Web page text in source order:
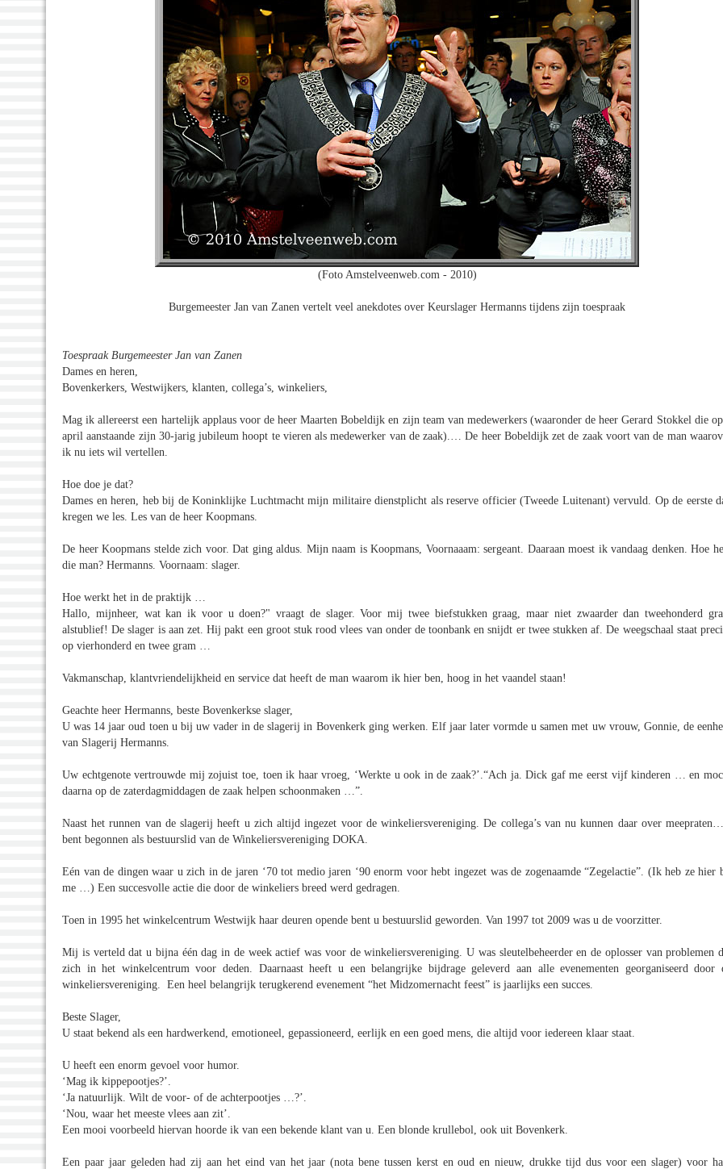
(Foto Amstelveenweb.com - 2010)
Burgemeester Jan van Zanen vertelt veel anekdotes over Keurslager Hermanns tijdens zijn toespraak
Toespraak Burgemeester Jan van Zanen
Dames en heren,
Bovenkerkers, Westwijkers, klanten, collega’s, winkeliers,
Mag ik allereerst een hartelijk applaus voor de heer Maarten Bobeldijk en zijn team van medewerkers (waaronder de heer Gerard Stokkel die
april aanstaande zijn 30-jarig jubileum hoopt te vieren als medewerker van de zaak).… De heer Bobeldijk zet de zaak voort van de man
ik nu iets wil vertellen.
Hoe doe je dat?
Dames en heren, heb bij de Koninklijke Luchtmacht mijn militaire dienstplicht als reserve officier (Tweede Luitenant) vervuld. Op de eerste
kregen we les. Les van de heer Koopmans.
De heer Koopmans stelde zich voor. Dat ging aldus. Mijn naam is Koopmans, Voornaaam: sergeant. Daaraan moest ik vandaag denken. Hoe
die man? Hermanns. Voornaam: slager.
Hoe werkt het in de praktijk …
Hallo, mijnheer, wat kan ik voor u doen?" vraagt de slager. Voor mij twee biefstukken graag, maar niet zwaarder dan tweehonderd
alstublief! De slager is aan zet. Hij pakt een groot stuk rood vlees van onder de toonbank en snijdt er twee stukken af. De weegschaal staat
op vierhonderd en twee gram …
Vakmanschap, klantvriendelijkheid en service dat heeft de man waarom ik hier ben, hoog in het vaandel staan!
Geachte heer Hermanns, beste Bovenkerkse slager,
U was 14 jaar oud toen u bij uw vader in de slagerij in Bovenkerk ging werken. Elf jaar later vormde u samen met uw vrouw, Gonnie, de
van Slagerij Hermanns.
Uw echtgenote vertrouwde mij zojuist toe, toen ik haar vroeg, ‘Werkte u ook in de zaak?’.“Ach ja. Dick gaf me eerst vijf kinderen … en
daarna op de zaterdagmiddagen de zaak helpen schoonmaken …”.
Naast het runnen van de slagerij heeft u zich altijd ingezet voor de winkeliersvereniging. De collega’s van nu kunnen daar over
bent begonnen als bestuurslid van de Winkeliersvereniging DOKA.
Eén van de dingen waar u zich in de jaren ‘70 tot medio jaren ‘90 enorm voor hebt ingezet was de zogenaamde “Zegelactie”. (Ik heb ze hier
me …) Een succesvolle actie die door de winkeliers breed werd gedragen.
Toen in 1995 het winkelcentrum Westwijk haar deuren opende bent u bestuurslid geworden. Van 1997 tot 2009 was u de voorzitter.
Mij is verteld dat u bijna één dag in de week actief was voor de winkeliersvereniging. U was sleutelbeheerder en de oplosser van problemen
zich in het winkelcentrum voor deden. Daarnaast heeft u een belangrijke bijdrage geleverd aan alle evenementen georganiseerd door
winkeliersvereniging. Een heel belangrijk terugkerend evenement “het Midzomernacht feest” is jaarlijks een succes.
Beste Slager,
U staat bekend als een hardwerkend, emotioneel, gepassioneerd, eerlijk en een goed mens, die altijd voor iedereen klaar staat.
U heeft een enorm gevoel voor humor.
‘Mag ik kippepootjes?’.
‘Ja natuurlijk. Wilt de voor- of de achterpootjes …?’.
‘Nou, waar het meeste vlees aan zit’.
Een mooi voorbeeld hiervan hoorde ik van een bekende klant van u. Een blonde krullebol, ook uit Bovenkerk.
Een paar jaar geleden had zij aan het eind van het jaar (nota bene tussen kerst en oud en nieuw, drukke tijd dus voor een slager) voor